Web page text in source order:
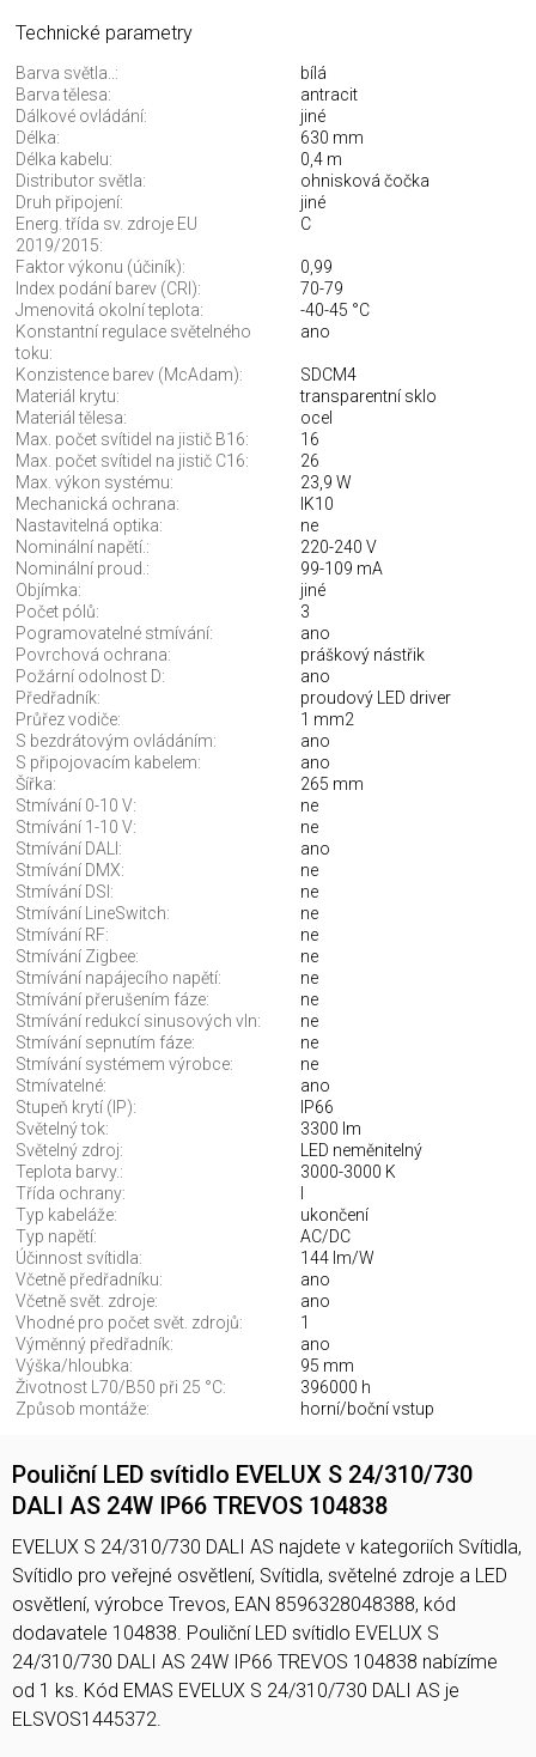
Technické parametry
Barva světla..:
bílá
Barva tělesa:
antracit
Dálkové ovládání:
jiné
Délka:
630 mm
Délka kabelu:
0,4 m
Distributor světla:
ohnisková čočka
Druh připojení:
jiné
Energ. třída sv. zdroje EU
2019/2015:
C
Faktor výkonu (účiník):
0,99
Index podání barev (CRI):
70-79
Jmenovitá okolní teplota:
-40-45 °C
Konstantní regulace světelného
toku:
ano
Konzistence barev (McAdam):
SDCM4
Materiál krytu:
transparentní sklo
Materiál tělesa:
ocel
Max. počet svítidel na jistič B16:
16
Max. počet svítidel na jistič C16:
26
Max. výkon systému:
23,9 W
Mechanická ochrana:
IK10
Nastavitelná optika:
ne
Nominální napětí.:
220-240 V
Nominální proud.:
99-109 mA
Objímka:
jiné
Počet pólů:
3
Pogramovatelné stmívání:
ano
Povrchová ochrana:
práškový nástřik
Požární odolnost D:
ano
Předřadník:
proudový LED driver
Průřez vodiče:
1 mm2
S bezdrátovým ovládáním:
ano
S připojovacím kabelem:
ano
Šířka:
265 mm
Stmívání 0-10 V:
ne
Stmívání 1-10 V:
ne
Stmívání DALI:
ano
Stmívání DMX:
ne
Stmívání DSI:
ne
Stmívání LineSwitch:
ne
Stmívání RF:
ne
Stmívání Zigbee:
ne
Stmívání napájecího napětí:
ne
Stmívání přerušením fáze:
ne
Stmívání redukcí sinusových vln:
ne
Stmívání sepnutím fáze:
ne
Stmívání systémem výrobce:
ne
Stmívatelné:
ano
Stupeň krytí (IP):
IP66
Světelný tok:
3300 lm
Světelný zdroj:
LED neměnitelný
Teplota barvy.:
3000-3000 K
Třída ochrany:
Typ kabeláže:
ukončení
Typ napětí:
AC/DC
Účinnost svítidla:
144 lm/W
Včetně předřadníku:
ano
Včetně svět. zdroje:
ano
Vhodné pro počet svět. zdrojů:
1
Výměnný předřadník:
ano
Výška/hloubka:
95 mm
Životnost L70/B50 při 25 °C:
396000 h
Způsob montáže:
horní/boční vstup
Pouliční LED svítidlo EVELUX S 24/310/730
DALI AS 24W IP66 TREVOS 104838
EVELUX S 24/310/730 DALI AS najdete v kategoriích Svítidla,
Svítidlo pro veřejné osvětlení, Svítidla, světelné zdroje a LED
osvětlení, výrobce Trevos, EAN 8596328048388, kód
dodavatele 104838. Pouliční LED svítidlo EVELUX S
24/310/730 DALI AS 24W IP66 TREVOS 104838 nabízíme
od 1 ks. Kód EMAS EVELUX S 24/310/730 DALI AS je
ELSVOS1445372.